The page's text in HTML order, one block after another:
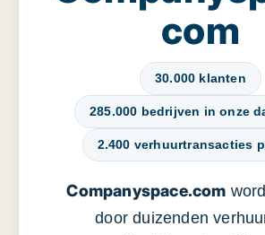
com
30.000 klanten
285.000 bedrijven in onze
2.400 verhuurtransacties
Companyspace.com
door duizenden